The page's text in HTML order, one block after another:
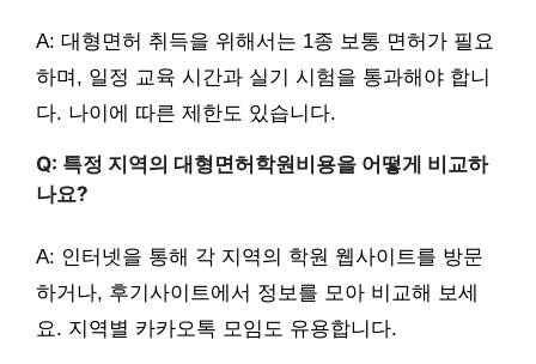
A: 대형면허 취득을 위해서는 1종 보통 면허가 필요
하며, 일정 교육 시간과 실기 시험을 통과해야 합니
다. 나이에 따른 제한도 있습니다.
Q: 특정 지역의 대형면허학원비용을 어떻게 비교하
나요?
A: 인터넷을 통해 각 지역의 학원 웹사이트를 방문
하거나, 후기사이트에서 정보를 모아 비교해 보세
요. 지역별 카카오톡 모임도 유용합니다.